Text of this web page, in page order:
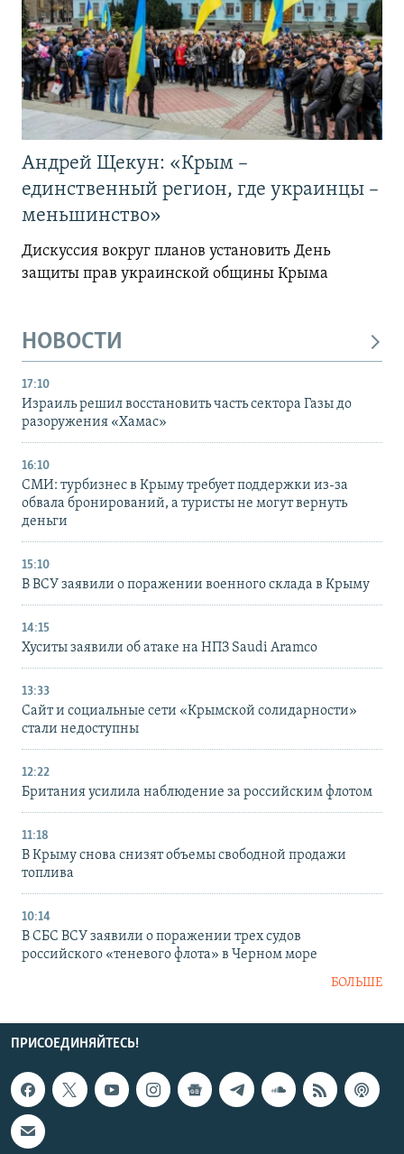
Андрей Щекун: «Крым –
единственный регион, где украинцы –
меньшинство»
Дискуссия вокруг планов установить День
защиты прав украинской общины Крыма
НОВОСТИ
17:10
Израиль решил восстановить часть сектора Газы до
разоружения «Хамас»
16:10
СМИ: турбизнес в Крыму требует поддержки из-за
обвала бронирований, а туристы не могут вернуть
деньги
15:10
В ВСУ заявили о поражении военного склада в Крыму
14:15
Хуситы заявили об атаке на НПЗ Saudi Aramco
13:33
Сайт и социальные сети «Крымской солидарности»
стали недоступны
12:22
Британия усилила наблюдение за российским флотом
11:18
В Крыму снова снизят объемы свободной продажи
топлива
10:14
В СБС ВСУ заявили о поражении трех судов
российского «теневого флота» в Черном море
БОЛЬШЕ
ПРИСОЕДИНЯЙТЕСЬ!